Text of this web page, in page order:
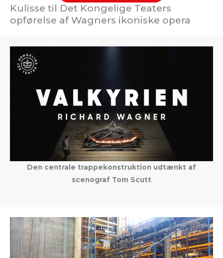
Kulisse til Det Kongelige Teaters
opførelse af Wagners ikoniske opera
Den centrale trappekonstruktion udtænkt af
scenograf Tom Scutt